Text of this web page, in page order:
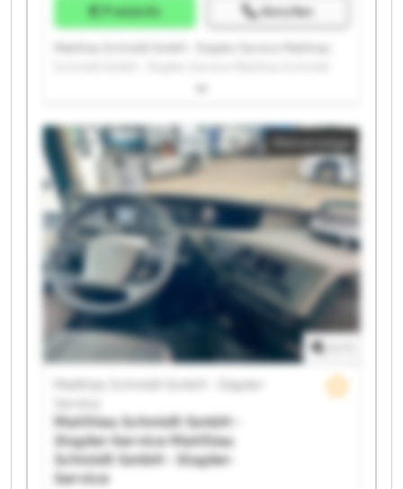
Preisinfo Anrufen
Matthias Schmidt GmbH - Stapler-Service Matthias
GmbH - Stapler-Service Matthias Schmidt GmbH -
Service Matthias Schmidt GmbH - Stapler-Service
Matthias Schmidt GmbH - Stapler-Service Matthias
Schmidt GmbH - Stapler-Service Matthias Schmidt
GmbH - Stapler-Service Matthias Schmidt GmbH -
Stapler-Service Matthias Schmidt GmbH - Stapler-
Service Matthias Schmidt GmbH - Stapler-Service
Matthias Schmidt GmbH - Stapler-Service Matthias
Schmidt GmbH - Stapler-Service Matthias Schmidt
GmbH - Stapler-Service Matthias Schmidt GmbH -
Stapler-Service Matthias Schmidt GmbH - Stapler-
Service Matthias Schmidt GmbH - Stapler-Service
Matthias Schmidt GmbH - Stapler-Service Matthias
Schmidt GmbH - Stapler-Service
Kleinanzeige
Matthias Schmidt GmbH - Stapler-
Matthias Schmidt GmbH -
Stapler-ServiceMatthias
Schmidt GmbH - Stapler-
Service